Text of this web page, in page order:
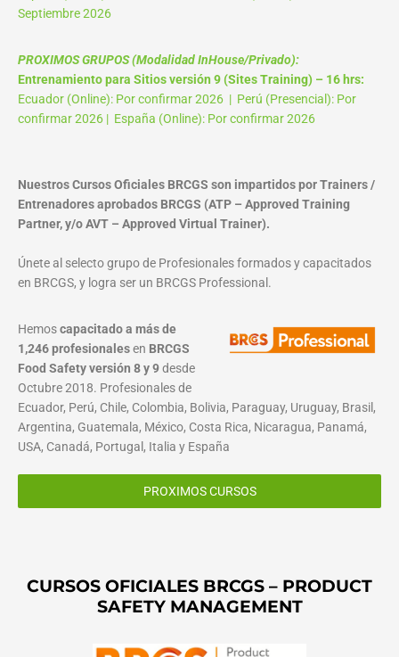
Septiembre 2026
PROXIMOS GRUPOS (Modalidad InHouse/Privado):
Entrenamiento para Sitios versión 9 (Sites Training) – 16 hrs:
Ecuador (Online): Por confirmar 2026 | Perú (Presencial): Por
confirmar 2026 | España (Online): Por confirmar 2026
Nuestros Cursos Oficiales BRCGS son impartidos por Trainers /
Entrenadores aprobados BRCGS (ATP – Approved Training
Partner, y/o AVT – Approved Virtual Trainer).
Únete al selecto grupo de Profesionales formados y capacitados
en BRCGS, y logra ser un BRCGS Professional.
Hemoscapacitado a más de
1,246 profesionalesen BRCGS
Food Safety versión 8 y 9desde
Octubre 2018. Profesionales de
Ecuador, Perú, Chile, Colombia, Bolivia, Paraguay, Uruguay, Brasil,
Argentina, Guatemala, México, Costa Rica, Nicaragua, Panamá,
USA, Canadá, Portugal, Italia y España
PROXIMOS CURSOS
CURSOS OFICIALES BRCGS – PRODUCT
SAFETY MANAGEMENT